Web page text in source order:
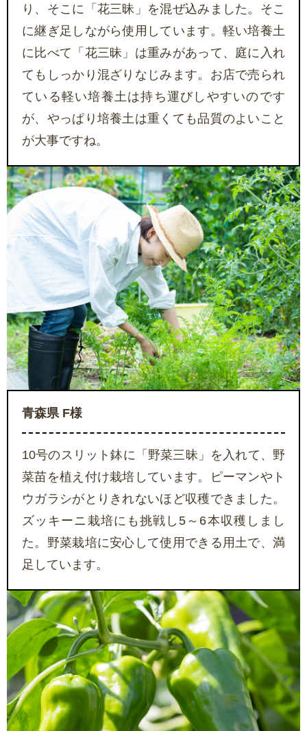
り、そこに「花三昧」を混ぜ込みました。そこ
に継ぎ足しながら使用しています。軽い培養土
に比べて「花三昧」は重みがあって、庭に入れ
てもしっかり混ざりなじみます。お店で売られ
ている軽い培養土は持ち運びしやすいのです
が、やっぱり培養土は重くても品質のよいこと
が大事ですね。
青森県 F様
10号のスリット鉢に「野菜三昧」を入れて、野
菜苗を植え付け栽培しています。ピーマンやト
ウガラシがとりきれないほど収穫できました。
ズッキーニ栽培にも挑戦し5～6本収穫しまし
た。野菜栽培に安心して使用できる用土で、満
足しています。